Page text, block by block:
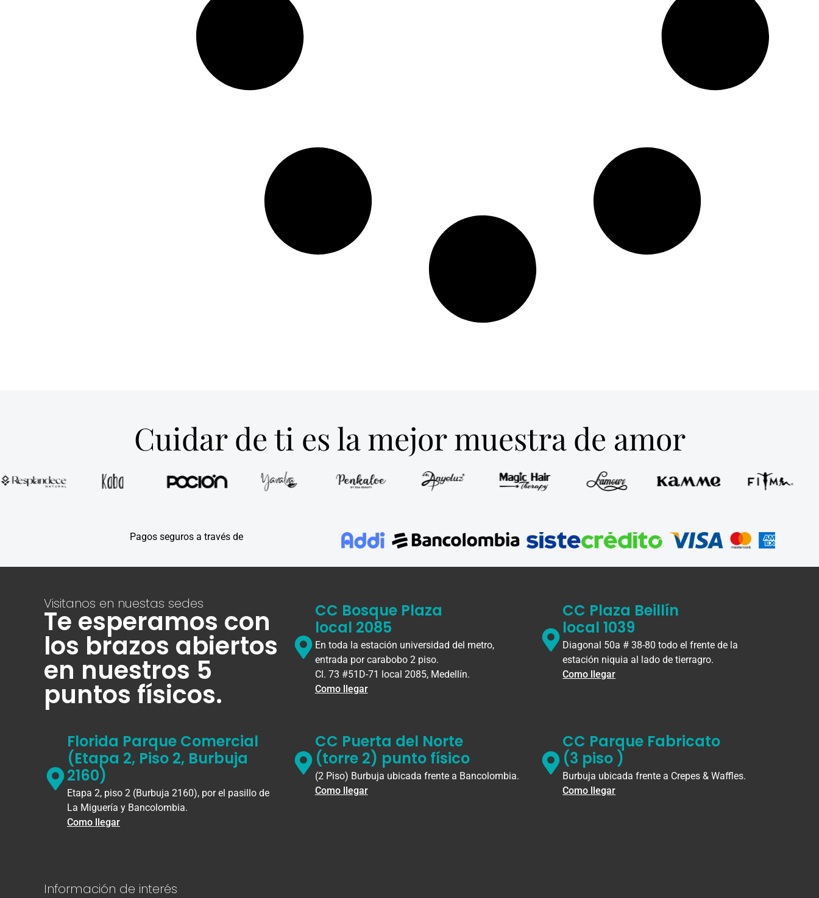
Cuidar de ti es la mejor muestra de amor
Pagos seguros a través de
Visitanos en nuestas sedes
Te esperamos con
los brazos abiertos
en nuestros 5
puntos físicos.
CC Bosque Plaza
local 2085
En toda la estación universidad del metro,
entrada por carabobo 2 piso.
Cl. 73 #51D-71 local 2085, Medellín.
Como llegar
CC Plaza Beillín
local 1039
Diagonal 50a # 38-80 todo el frente de la
estación niquia al lado de tierragro.
Como llegar
Florida Parque Comercial
(Etapa 2, Piso 2, Burbuja
2160)
Etapa 2, piso 2 (Burbuja 2160), por el pasillo de
La Miguería y Bancolombia.
Como llegar
CC Puerta del Norte
(torre 2) punto físico
(2 Piso) Burbuja ubicada frente a Bancolombia.
Como llegar
CC Parque Fabricato
(3 piso )
Burbuja ubicada frente a Crepes & Waffles.
Como llegar
Información de interés